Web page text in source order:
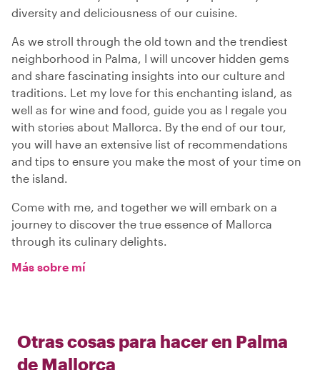
diversity and deliciousness of our cuisine.
As we stroll through the old town and the trendiest
neighborhood in Palma, I will uncover hidden gems
and share fascinating insights into our culture and
traditions. Let my love for this enchanting island, as
well as for wine and food, guide you as I regale you
with stories about Mallorca. By the end of our tour,
you will have an extensive list of recommendations
and tips to ensure you make the most of your time on
the island.
Come with me, and together we will embark on a
journey to discover the true essence of Mallorca
through its culinary delights.
Más sobre mí
Otras cosas para hacer en Palma
de Mallorca